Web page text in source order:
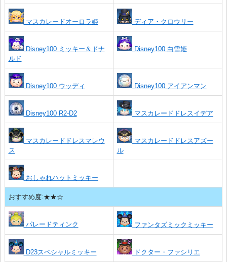
マスカレードオーロラ姫 ディア・クロウリー
Disney100 ミッキー＆ドナ
ルド
Disney100 白雪姫
Disney100 ウッディ Disney100 アイアンマン
Disney100 R2-D2 マスカレードドレスイデア
マスカレードドレスマレウ
ス
マスカレードドレスアズー
ル
おしゃれハットミッキー
おすすめ度:★★☆
パレードティンク ファンタズミックミッキー
D23スペシャルミッキー ドクター・ファシリエ